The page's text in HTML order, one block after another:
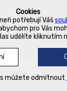
Cookies
potřebují Váš
pro Vás
udělíte kliknutím
můžete odmítnout